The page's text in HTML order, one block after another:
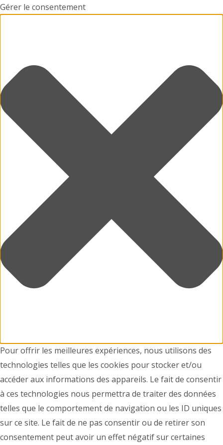
Gérer le consentement
Pour offrir les meilleures expériences, nous utilisons des
technologies telles que les cookies pour stocker et/ou
accéder aux informations des appareils. Le fait de consentir
à ces technologies nous permettra de traiter des données
telles que le comportement de navigation ou les ID uniques
sur ce site. Le fait de ne pas consentir ou de retirer son
consentement peut avoir un effet négatif sur certaines